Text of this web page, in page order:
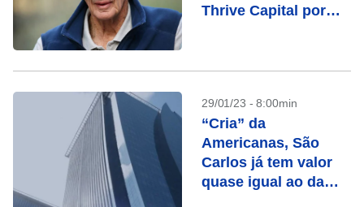
Thrive Capital por
29/01/23 - 8:00min
“Cria” da
Americanas, São
Carlos já tem valor
quase igual ao da